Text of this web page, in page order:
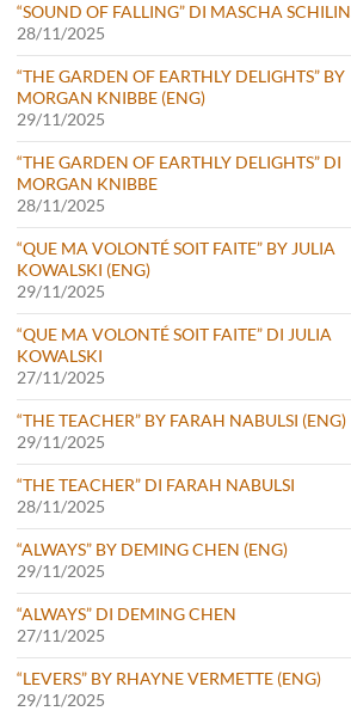
“SOUND OF FALLING” DI MASCHA
28/11/2025
“THE GARDEN OF EARTHLY DELIGHTS” BY
MORGAN KNIBBE (ENG)
29/11/2025
“THE GARDEN OF EARTHLY DELIGHTS” DI
MORGAN KNIBBE
28/11/2025
“QUE MA VOLONTÉ SOIT FAITE” BY JULIA
KOWALSKI (ENG)
29/11/2025
“QUE MA VOLONTÉ SOIT FAITE” DI JULIA
KOWALSKI
27/11/2025
“THE TEACHER” BY FARAH NABULSI (ENG)
29/11/2025
“THE TEACHER” DI FARAH NABULSI
28/11/2025
“ALWAYS” BY DEMING CHEN (ENG)
29/11/2025
“ALWAYS” DI DEMING CHEN
27/11/2025
“LEVERS” BY RHAYNE VERMETTE (ENG)
29/11/2025